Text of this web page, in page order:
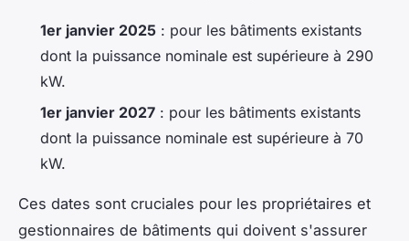
1er janvier 2025 : pour les bâtiments existants
dont la puissance nominale est supérieure à 290
kW.
1er janvier 2027 : pour les bâtiments existants
dont la puissance nominale est supérieure à 70
kW.
Ces dates sont cruciales pour les propriétaires et
gestionnaires de bâtiments qui doivent s'assurer